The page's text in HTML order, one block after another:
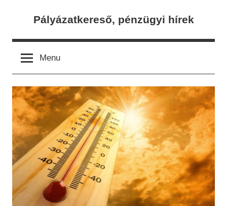
Pályázatkereső, pénzügyi hírek
Menu